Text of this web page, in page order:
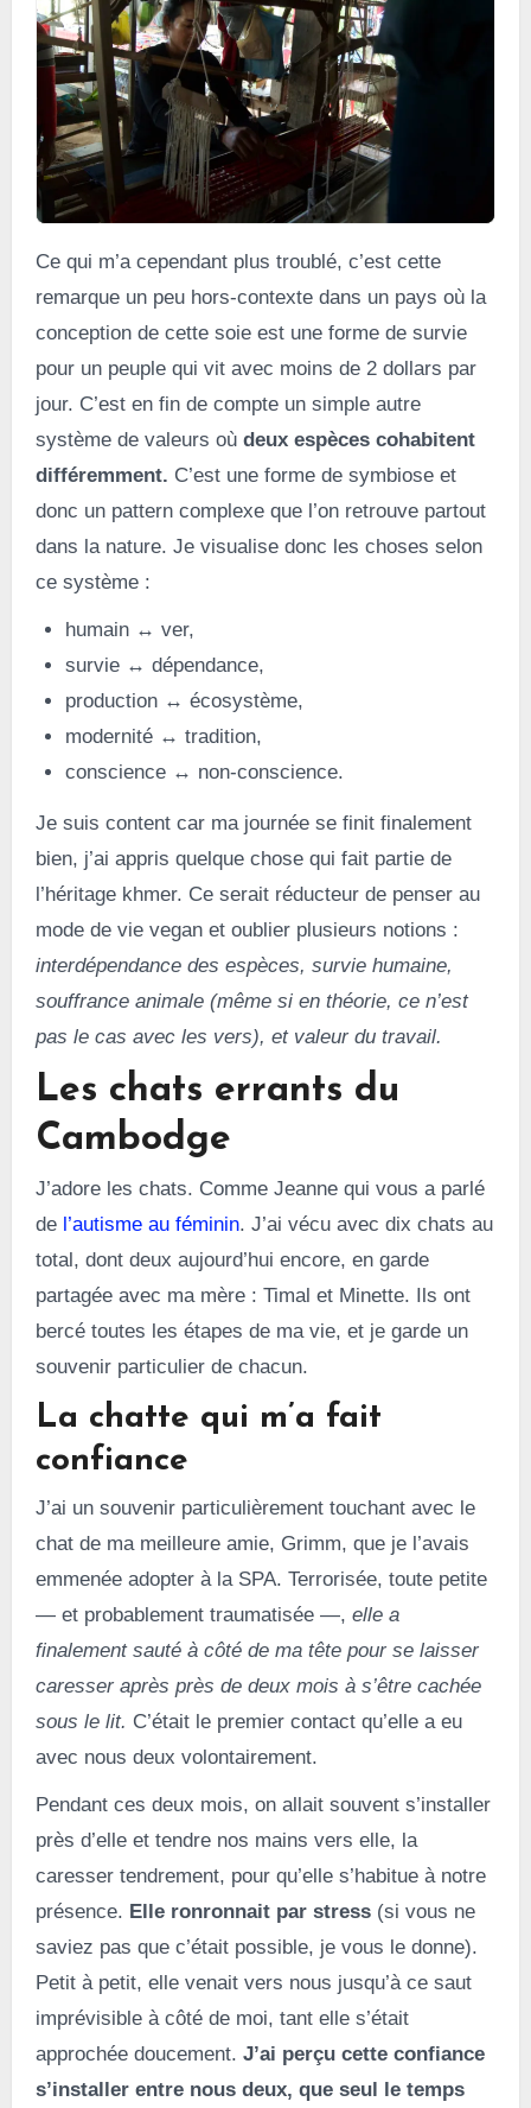
Ce qui m’a cependant plus troublé, c’est cette
remarque un peu hors-contexte dans un pays où la
conception de cette soie est une forme de survie
pour un peuple qui vit avec moins de 2 dollars par
jour. C’est en fin de compte un simple autre
système de valeurs où deux espèces cohabitent
différemment. C’est une forme de symbiose et
donc un pattern complexe que l’on retrouve partout
dans la nature. Je visualise donc les choses selon
ce système :
humain ↔ ver,
survie ↔ dépendance,
production ↔ écosystème,
modernité ↔ tradition,
conscience ↔ non-conscience.
Je suis content car ma journée se finit finalement
bien, j’ai appris quelque chose qui fait partie de
l’héritage khmer. Ce serait réducteur de penser au
mode de vie vegan et oublier plusieurs notions :
interdépendance des espèces, survie humaine,
souffrance animale (même si en théorie, ce n’est
pas le cas avec les vers), et valeur du travail.
Les chats errants du
Cambodge
J’adore les chats. Comme Jeanne qui vous a parlé
de l’autisme au féminin. J’ai vécu avec dix chats au
total, dont deux aujourd’hui encore, en garde
partagée avec ma mère : Timal et Minette. Ils ont
bercé toutes les étapes de ma vie, et je garde un
souvenir particulier de chacun.
La chatte qui m’a fait
confiance
J’ai un souvenir particulièrement touchant avec le
chat de ma meilleure amie, Grimm, que je l’avais
emmenée adopter à la SPA. Terrorisée, toute petite
— et probablement traumatisée —, elle a
finalement sauté à côté de ma tête pour se laisser
caresser après près de deux mois à s’être cachée
sous le lit. C’était le premier contact qu’elle a eu
avec nous deux volontairement.
Pendant ces deux mois, on allait souvent s’installer
près d’elle et tendre nos mains vers elle, la
caresser tendrement, pour qu’elle s’habitue à notre
présence. Elle ronronnait par stress(si vous ne
saviez pas que c’était possible, je vous le donne).
Petit à petit, elle venait vers nous jusqu’à ce saut
imprévisible à côté de moi, tant elle s’était
approchée doucement. J’ai perçu cette confiance
s’installer entre nous deux, que seul le temps